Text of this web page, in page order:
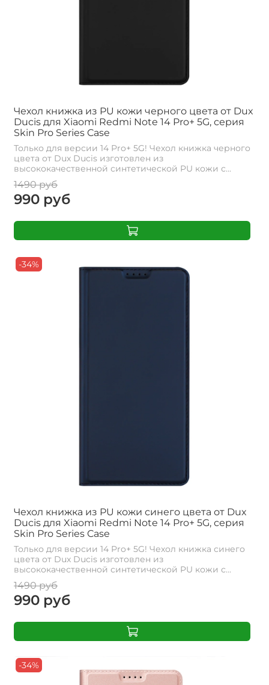
Чехол книжка из PU кожи черного цвета от Dux
Ducis для Xiaomi Redmi Note 14 Pro+ 5G, серия
Skin Pro Series Case
Только для версии 14 Pro+ 5G! Чехол книжка черного
цвета от Dux Ducis изготовлен из
высококачественной синтетической PU кожи с...
1490 руб
990 руб
-34%
Чехол книжка из PU кожи синего цвета от Dux
Ducis для Xiaomi Redmi Note 14 Pro+ 5G, серия
Skin Pro Series Case
Только для версии 14 Pro+ 5G! Чехол книжка синего
цвета от Dux Ducis изготовлен из
высококачественной синтетической PU кожи с...
1490 руб
990 руб
-34%